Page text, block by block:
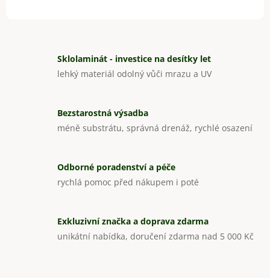
Sklolaminát - investice na desítky let
lehký materiál odolný vůči mrazu a UV
Bezstarostná výsadba
méně substrátu, správná drenáž, rychlé osazení
Odborné poradenství a péče
rychlá pomoc před nákupem i poté
Exkluzivní značka a doprava zdarma
unikátní nabídka, doručení zdarma nad 5 000 Kč